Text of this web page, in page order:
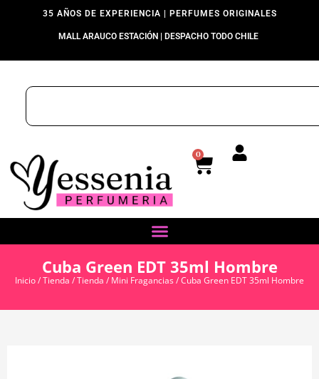
35 AÑOS DE EXPERIENCIA | PERFUMES ORIGINALES
MALL ARAUCO ESTACIÓN | DESPACHO TODO CHILE
0
Cuba Green EDT 35ml Hombre
Inicio/Tienda /Tienda / Mini Fragancias/ Cuba Green EDT 35ml Hombre